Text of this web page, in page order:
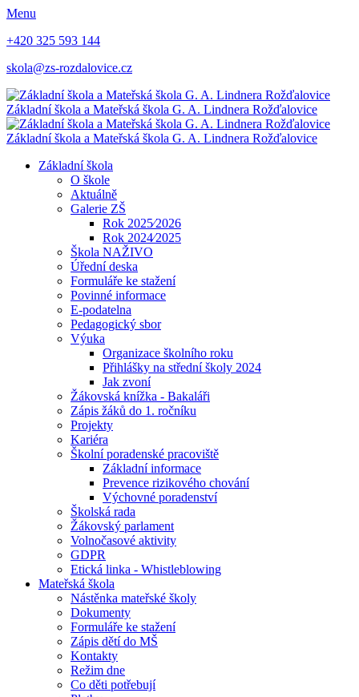
Menu
+420 325 593 144
skola@zs-rozdalovice.cz
Základní škola a Mateřská škola G. A. Lindnera Rožďalovice
Základní škola a Mateřská škola G. A. Lindnera Rožďalovice
Základní škola
O škole
Aktuálně
Galerie ZŠ
Rok 2025⁄2026
Rok 2024⁄2025
Škola NAŽIVO
Úřední deska
Formuláře ke stažení
Povinné informace
E-podatelna
Pedagogický sbor
Výuka
Organizace školního roku
Přihlášky na střední školy 2024
Jak zvoní
Žákovská knížka - Bakaláři
Zápis žáků do 1. ročníku
Projekty
Kariéra
Školní poradenské pracoviště
Základní informace
Prevence rizikového chování
Výchovné poradenství
Školská rada
Žákovský parlament
Volnočasové aktivity
GDPR
Etická linka - Whistleblowing
Mateřská škola
Nástěnka mateřské školy
Dokumenty
Formuláře ke stažení
Zápis dětí do MŠ
Kontakty
Režim dne
Co děti potřebují